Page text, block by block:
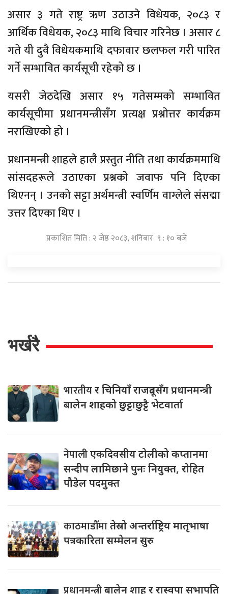
असार ३ गते राष्ट्र ऋण उठाउने विधेयक, २०८३ र
आर्थिक विधेयक, २०८३ माथि विचार गरिनेछ । असार ८
गते यी दुवै विधेयकमाथि दफावार छलफल गरी पारित
गर्ने सम्भावित कार्यसूची रहेको छ ।
यसरी जेठदेखि असार १५ गतेसम्मको सम्भावित
कार्यसूचीमा प्रधानमन्त्रीसँग प्रत्यक्ष प्रश्नोत्तर कार्यक्रम
नराखिएको हो ।
प्रधानमन्त्री शाहले हालै प्रस्तुत नीति तथा कार्यक्रममाथि
सांसदहरूले उठाएका प्रश्नको जवाफ पनि दिएका
थिएनन् । उनको सट्टा अर्थमन्त्री स्वर्णिम वाग्लेले संसद्मा
उत्तर दिएका थिए ।
प्रकाशित मिति : २ जेष्ठ २०८३, शनिबार ९ : १० बजे
भर्खरै
भारतीयर चिनियाँ राजदूतसँग प्रधानमन्त्री
बालेन शाहको छुट्टाछुट्टै भेटवार्ता
नेपालीएकदिवसीय टोलीको कप्तानमा
सन्दीप लामिछाने पुनः नियुक्त, रोहित
पौडेल पदमुक्त
काठमाडौँमातेस्रो अन्तर्राष्ट्रिय मातृभाषा
पत्रकारिता सम्मेलन सुरु
बालेन शाह र रास्वपा सभापति